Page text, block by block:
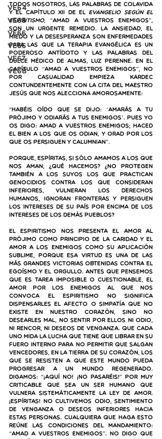
VE64
VE65
VE66
ve66
VE67
VE68
todos nosotros, las palabras de Colavida
y el Capítulo XII de El Evangelio según el
Espiritismo, “Amad a vuestros enemigos”,
son un urgente remedio. La ansiedad, el
miedo y la desesperanza son enfermedades
para las que la terapia evangélica es un
poderoso antídoto y las palabras del
dulce médico de almas, luz perenne. En el
capítulo “Amad a vuestros enemigos”, no
por casualidad empieza Kardec
contundentemente con la cita del Maestro
Jesús que nos alecciona amorosamente:
“Habéis oído que se dijo: ‘Amarás a tu
prójimo y odiarás a tus enemigos’. Pues yo
os digo: Amad a vuestros enemigos; haced
el bien a los que os odian, y orad por los
que os persiguen y calumnian”.
Porque, espíritas, si sólo amamos a los que
nos aman, ¿qué hacemos? ¿No protegen
también a los suyos los que practican
genocidios contra los que consideran
inferiores, vulneran los derechos
humanos, ignoran fronteras y persiguen
los intereses de su país por encima de los
intereses de los demás pueblos?
El Espiritismo nos presenta el amor al
prójimo como principio de la caridad y el
amor a los enemigos como su aplicación
sublime, porque esa virtud es una de las
más grandes victorias obtenidas contra el
egoísmo y el orgullo. Antes que pensemos
que es tarea imposible o cuestionable, el
amor por los enemigos al que nos
convoca el Espiritismo no significa
dispensarles el afecto o simpatía que no
existe en nuestro corazón, sino no
desearles mal, no sentir por ellos ni odio,
ni rencor, ni deseos de venganza. Que cada
uno mida la lucha que tiene que librar en su
fuero interno para no permitir que salgan
vencedores, en la tierra de su corazón, los
que se resisten a que este mundo pueda
progresar a un mundo regenerado.
Digamos: “¡Aquí no! ¡No pasaréis!” Por muy
criticable que sea un ser humano que
vulnera sistemáticamente la ley de amor.
¡Espíritas! no cultivemos odio, sentimiento
de venganza o deseos inferiores hacia
estas personas. Cualquiera que haga esto
reúne las condiciones del mandamiento:
“Amad a vuestros enemigos”. No digo que